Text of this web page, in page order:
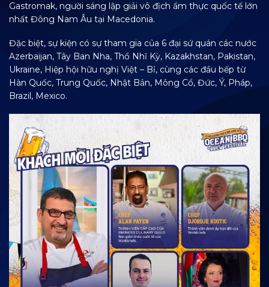
Gastromak, người sáng lập giải vô địch ẩm thực quốc tế lớn
nhất Đông Nam Âu tại Macedonia.
Đặc biệt, sự kiện có sự tham gia của 6 đại sứ quán các nước
Azerbaijan, Tây Ban Nha, Thổ Nhĩ Kỳ, Kazakhstan, Pakistan,
Ukraine, Hiệp hội hữu nghị Việt – Bỉ, cùng các đầu bếp từ
Hàn Quốc, Trung Quốc, Nhật Bản, Mông Cổ, Đức, Ý, Pháp,
Brazil, Mexico.